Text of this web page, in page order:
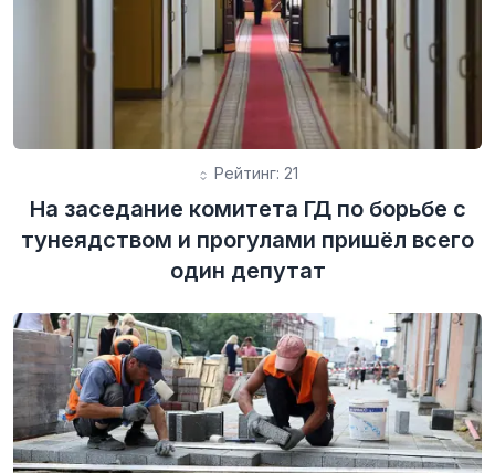
Рейтинг: 21
На заседание комитета ГД по борьбе с
тунеядством и прогулами пришёл всего
один депутат